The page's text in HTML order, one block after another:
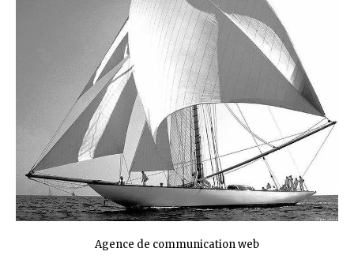
Agence de communication web